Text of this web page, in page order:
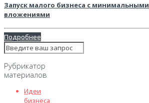
Запуск малого бизнеса с минимальными
вложениями
Подробнее
Рубрикатор
материалов
Идеи
бизнеса